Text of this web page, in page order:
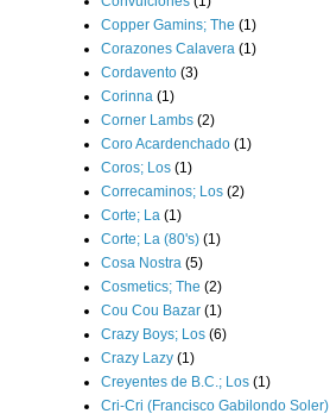
Copper Gamins; The (1)
Corazones Calavera (1)
Cordavento (3)
Corinna (1)
Corner Lambs (2)
Coro Acardenchado (1)
Coros; Los (1)
Correcaminos; Los (2)
Corte; La (1)
Corte; La (80's) (1)
Cosa Nostra (5)
Cosmetics; The (2)
Cou Cou Bazar (1)
Crazy Boys; Los (6)
Crazy Lazy (1)
Creyentes de B.C.; Los (1)
Cri-Cri (Francisco Gabilondo Soler)